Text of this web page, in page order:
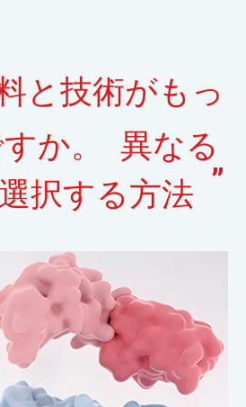
と技術がもっ
か。 異なる
択する方法 ”